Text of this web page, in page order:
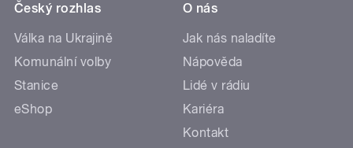
Český rozhlas
Válka na Ukrajině
Komunální volby
Stanice
eShop
O nás
Jak nás naladíte
Nápověda
Lidé v rádiu
Kariéra
Kontakt